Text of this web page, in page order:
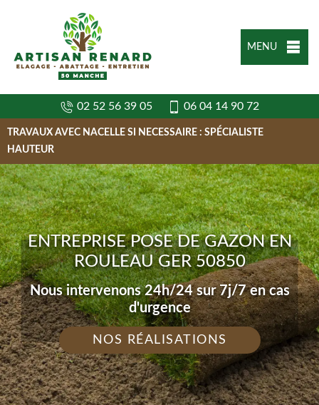
MENU
02 52 56 39 05 06 04 14 90 72
TRAVAUX AVEC NACELLE SI NECESSAIRE : SPÉCIALISTE
HAUTEUR
ENTREPRISE POSE DE GAZON EN
ROULEAU GER 50850
Nous intervenons 24h/24 sur 7j/7 en cas
d'urgence
NOS RÉALISATIONS